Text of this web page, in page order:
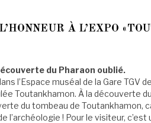
À L’EXPO
du Pharaon oublié.
l’Espace muséal de la Gare TGV
Toutankhamon. À la découverte du
du tombeau de Toutankhamon,
l’archéologie ! Pour le visiteur,